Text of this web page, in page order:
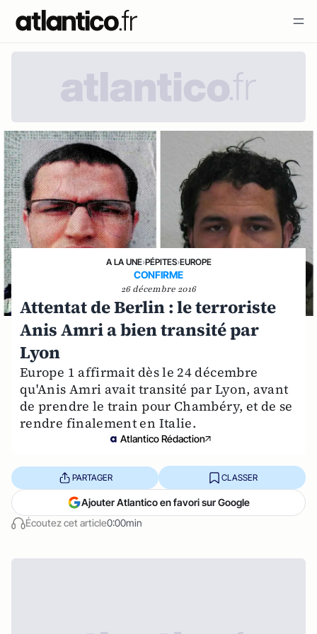
A LA UNE›PÉPITES›EUROPE
CONFIRME
26 décembre 2016
Attentat de Berlin : le terroriste
Anis Amri a bien transité par
Lyon
Europe 1 affirmait dès le 24 décembre
qu'Anis Amri avait transité par Lyon, avant
de prendre le train pour Chambéry, et de se
rendre finalement en Italie.
Atlantico Rédaction
Écoutez cet article0:00min
PARTAGER CLASSER
Ajouter Atlantico en favori sur Google